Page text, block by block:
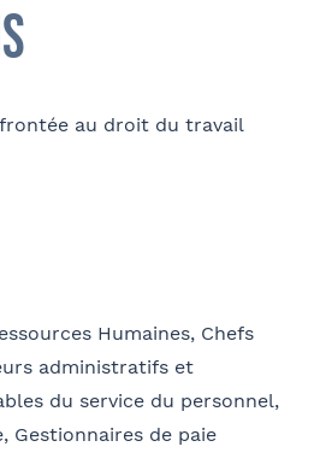
au droit du travail
Humaines, Chefs
administratifs et
du service du personnel,
Gestionnaires de paie
recherche et
validez